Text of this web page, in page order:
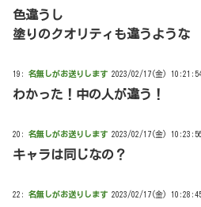
色違うし
塗りのクオリティも違うような
19: 名無しがお送りします 2023/02/17(金)
わかった！中の人が違う！
20: 名無しがお送りします 2023/02/17(金)
キャラは同じなの？
22: 名無しがお送りします 2023/02/17(金)